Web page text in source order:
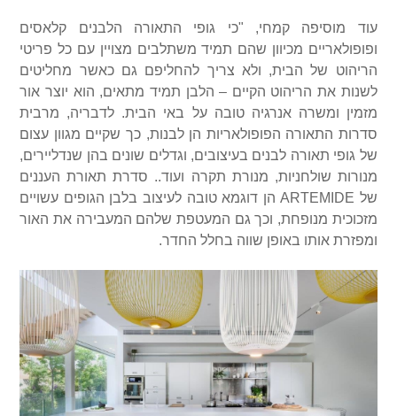
עוד מוסיפה קמחי, "כי גופי התאורה הלבנים קלאסים
ופופולאריים מכיוון שהם תמיד משתלבים מצויין עם כל פריטי
הריהוט של הבית, ולא צריך להחליפם גם כאשר מחליטים
לשנות את הריהוט הקיים – הלבן תמיד מתאים, הוא יוצר אור
מזמין ומשרה אנרגיה טובה על באי הבית. לדבריה, מרבית
סדרות התאורה הפופולאריות הן לבנות, כך שקיים מגוון עצום
של גופי תאורה לבנים בעיצובים, וגדלים שונים בהן שנדליירים,
מנורות שולחניות, מנורת תקרה ועוד.. סדרת תאורת העננים
של ARTEMIDEהן דוגמא טובה לעיצוב בלבן הגופים עשויים
מזכוכית מנופחת, וכך גם המעטפת שלהם המעבירה את האור
ומפזרת אותו באופן שווה בחלל החדר.